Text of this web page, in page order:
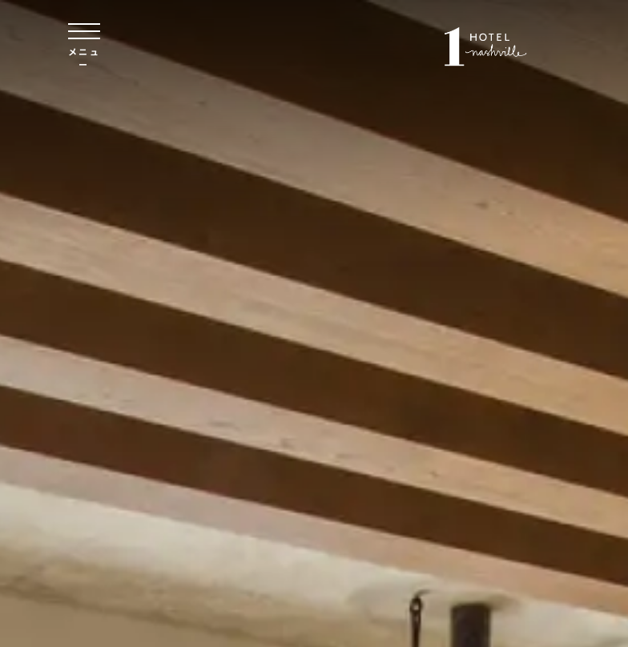
本文へスキップ
メニュ
ー